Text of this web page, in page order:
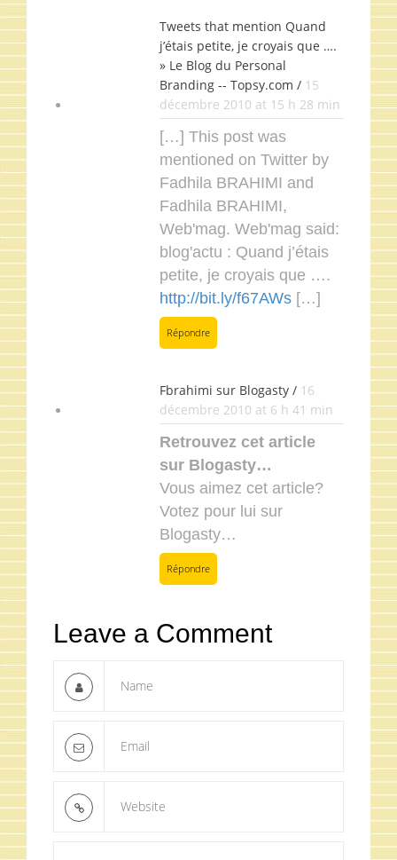
Tweets that mention Quand
j’étais petite, je croyais que ….
» Le Blog du Personal
Branding -- Topsy.com / 15
décembre 2010 at 15 h 28 min
[…] This post was
mentioned on Twitter by
Fadhila BRAHIMI and
Fadhila BRAHIMI,
Web'mag. Web'mag said:
blog'actu : Quand j’étais
petite, je croyais que ….
http://bit.ly/f67AWs […]
Répondre
Fbrahimi sur Blogasty / 16
décembre 2010 at 6 h 41 min
Retrouvez cet article
sur Blogasty…
Vous aimez cet article?
Votez pour lui sur
Blogasty…
Répondre
Leave a Comment